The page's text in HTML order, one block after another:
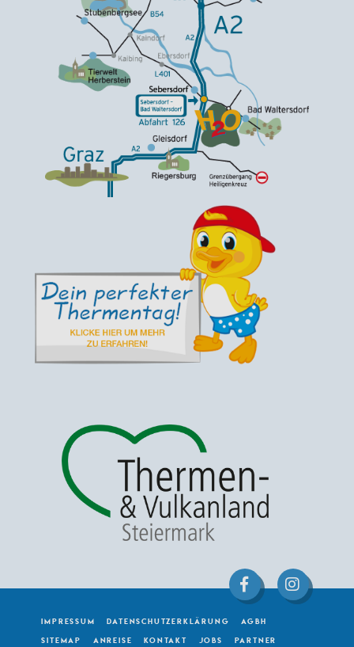
IMPRESSUM DATENSCHUTZERKLÄRUNG
AGBH
SITEMAP
ANREISE KONTAKT JOBS PARTNER